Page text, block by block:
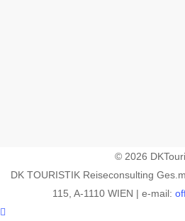
© 2026
DK TOURISTIK Reiseconsulting
115, A-1110 WIEN | e-mail: